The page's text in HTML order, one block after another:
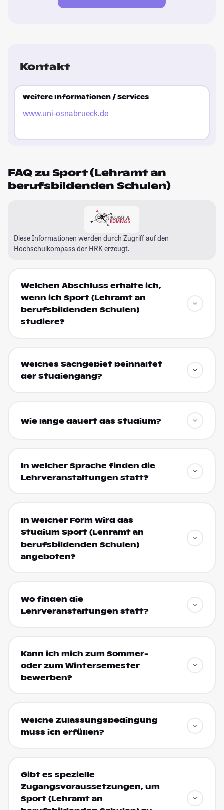
Kontakt
Weitere Informationen / Services
www.uni-osnabrueck.de
FAQ zu Sport (Lehramt an
berufsbildenden Schulen)
Diese Informationen werden durch Zugriff auf den
Hochschulkompass der HRK erzeugt.
Welchen Abschluss erhalte ich,
wenn ich Sport (Lehramt an
berufsbildenden Schulen)
studiere?
Welches Sachgebiet beinhaltet
der Studiengang?
Wie lange dauert das Studium?
In welcher Sprache finden die
Lehrveranstaltungen statt?
In welcher Form wird das
Studium Sport (Lehramt an
berufsbildenden Schulen)
angeboten?
Wo finden die
Lehrveranstaltungen statt?
Kann ich mich zum Sommer-
oder zum Wintersemester
bewerben?
Welche Zulassungsbedingung
muss ich erfüllen?
Gibt es spezielle
Zugangsvoraussetzungen, um
Sport (Lehramt an